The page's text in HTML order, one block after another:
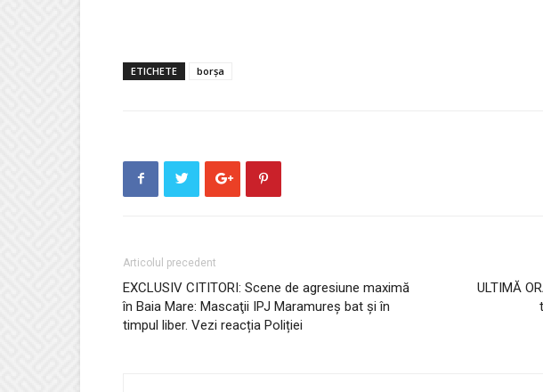
ETICHETE borșa
Articolul precedent
EXCLUSIV CITITORI: Scene de agresiune maximă
în Baia Mare: Mascaţii IPJ Maramureş bat şi în
timpul liber. Vezi reacția Poliției
ULTIMĂ